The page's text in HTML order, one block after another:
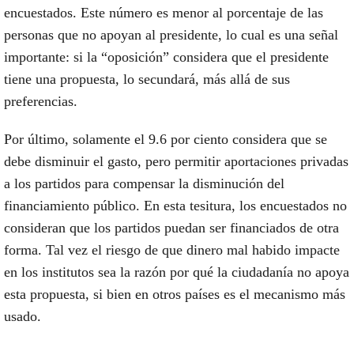
encuestados. Este número es menor al porcentaje de las
personas que no apoyan al presidente, lo cual es una señal
importante: si la “oposición” considera que el presidente
tiene una propuesta, lo secundará, más allá de sus
preferencias.
Por último, solamente el 9.6 por ciento considera que se
debe disminuir el gasto, pero permitir aportaciones privadas
a los partidos para compensar la disminución del
financiamiento público. En esta tesitura, los encuestados no
consideran que los partidos puedan ser financiados de otra
forma. Tal vez el riesgo de que dinero mal habido impacte
en los institutos sea la razón por qué la ciudadanía no apoya
esta propuesta, si bien en otros países es el mecanismo más
usado.